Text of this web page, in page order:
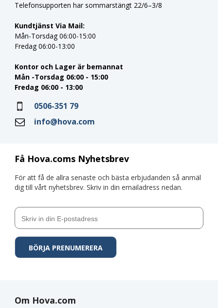
Få Hova.coms Nyhetsbrev
För att få de allra senaste och bästa erbjudanden så anmäl
dig till vårt nyhetsbrev. Skriv in din emailadress nedan.
Telefonsupporten har sommarstängt 22/6–3/8
Kundtjänst Via Mail:
Mån-Torsdag 06:00-15:00
Fredag 06:00-13:00
Kontor och Lager är bemannat
Mån -Torsdag 06:00 - 15:00
Fredag 06:00 - 13:00
0506-351 79
info@hova.com
Om Hova.com